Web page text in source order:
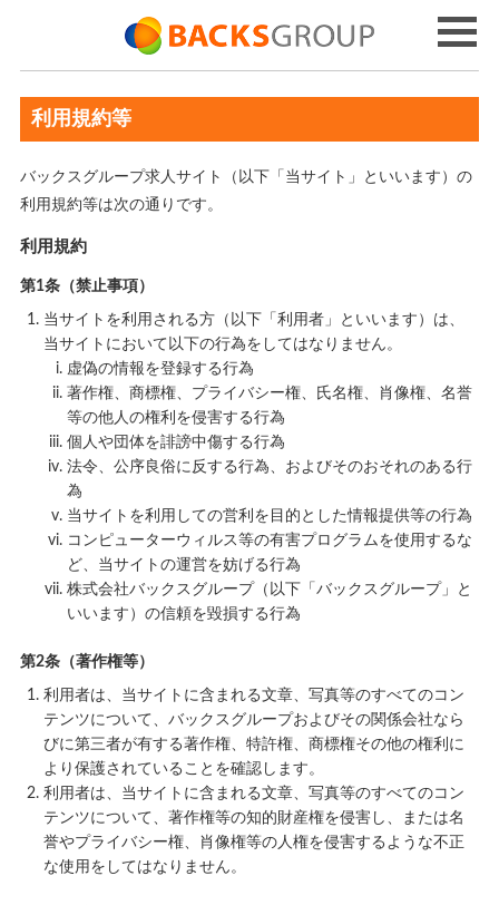
利用規約等
バックスグループ求人サイト（以下「当サイト」といいます）の
利用規約等は次の通りです。
利用規約
第1条（禁止事項）
当サイトを利用される方（以下「利用者」といいます）は、
当サイトにおいて以下の行為をしてはなりません。
虚偽の情報を登録する行為
著作権、商標権、プライバシー権、氏名権、肖像権、名誉
等の他人の権利を侵害する行為
個人や団体を誹謗中傷する行為
法令、公序良俗に反する行為、およびそのおそれのある行
為
当サイトを利用しての営利を目的とした情報提供等の行為
コンピューターウィルス等の有害プログラムを使用するな
ど、当サイトの運営を妨げる行為
株式会社バックスグループ（以下「バックスグループ」と
いいます）の信頼を毀損する行為
第2条（著作権等）
利用者は、当サイトに含まれる文章、写真等のすべてのコン
テンツについて、バックスグループおよびその関係会社なら
びに第三者が有する著作権、特許権、商標権その他の権利に
より保護されていることを確認します。
利用者は、当サイトに含まれる文章、写真等のすべてのコン
テンツについて、著作権等の知的財産権を侵害し、または名
誉やプライバシー権、肖像権等の人権を侵害するような不正
な使用をしてはなりません。